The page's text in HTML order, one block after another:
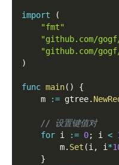
import
(
"fmt"
"github.com/
"github.com/
)
func main( )
{
    m
:= gtree.
// 设置键值对
for i := 0; i <
        m
. Set (i , i *
}